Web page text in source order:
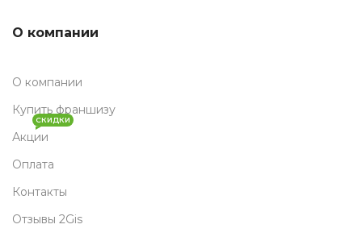
О компании
О компании
Купить франшизу
Акции
СКИДКИ
Оплата
Контакты
Отзывы 2Gis